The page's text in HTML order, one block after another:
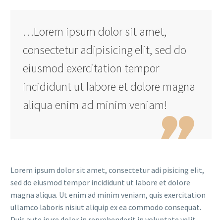
…Lorem ipsum dolor sit amet,
consectetur adipisicing elit, sed do
eiusmod exercitation tempor
incididunt ut labore et dolore magna
aliqua enim ad minim veniam!

Lorem ipsum dolor sit amet, consectetur adi pisicing elit,
sed do eiusmod tempor incididunt ut labore et dolore
magna aliqua. Ut enim ad minim veniam, quis exercitation
ullamco laboris nisiut aliquip ex ea commodo consequat.